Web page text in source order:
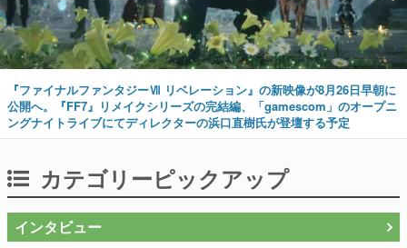
『ファイナルファンタジーⅦ リベレーション』の新映像が8月26日早朝に
公開へ。『FF7』リメイクシリーズの完結編、「gamescom」のオープニ
ングナイトライブにてディレクターの浜口直樹氏が登壇する予定
カテゴリーピックアップ
インタビュー